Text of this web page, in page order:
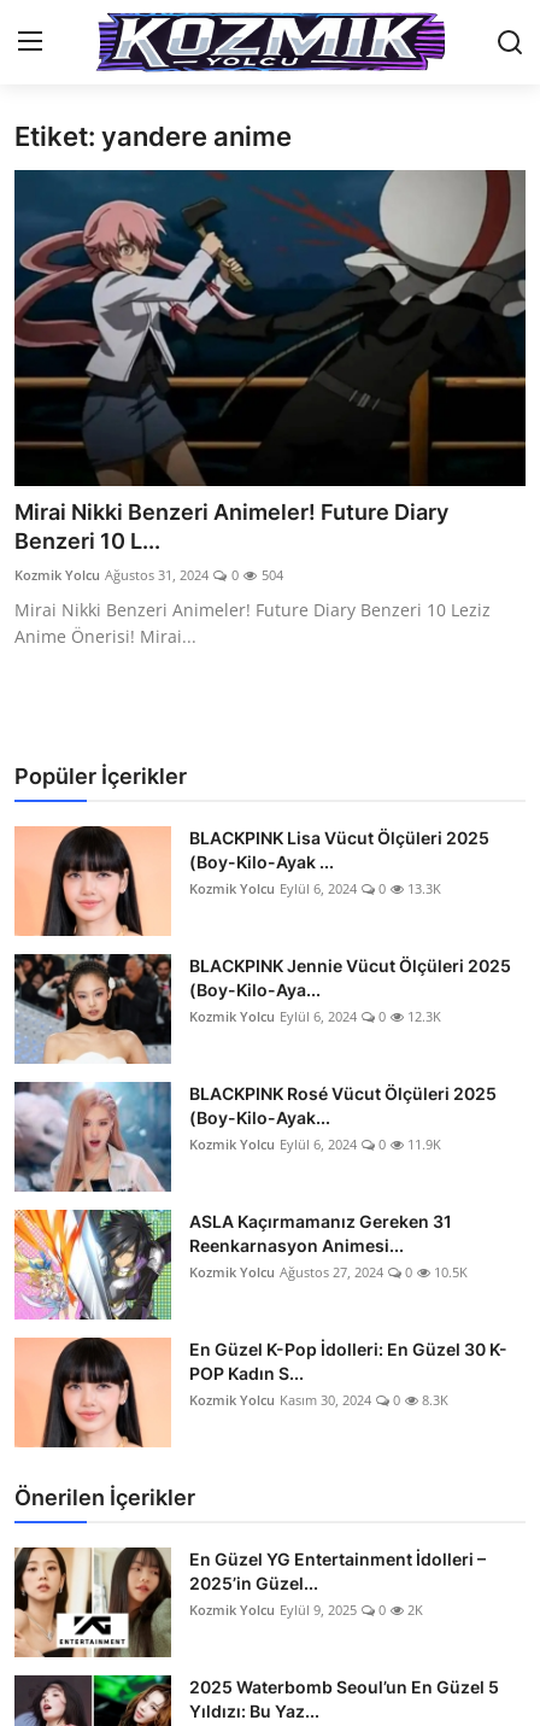
Anasayfa
İletişim
Anime Önerileri
Kore Dünyası
Anime Karakterleri
Dizi & Film
Testler
Etiket: yandere anime
Mirai Nikki Benzeri Animeler! Future Diary
Benzeri 10 L...
Kozmik Yolcu Ağustos 31, 2024 0 504
Mirai Nikki Benzeri Animeler! Future Diary Benzeri 10 Leziz
Anime Önerisi! Mirai...
Popüler İçerikler
BLACKPINK Lisa Vücut Ölçüleri 2025
(Boy-Kilo-Ayak ...
Kozmik Yolcu Eylül 6, 2024 0 13.3K
BLACKPINK Jennie Vücut Ölçüleri 2025
(Boy-Kilo-Aya...
Kozmik Yolcu Eylül 6, 2024 0 12.3K
BLACKPINK Rosé Vücut Ölçüleri 2025
(Boy-Kilo-Ayak...
Kozmik Yolcu Eylül 6, 2024 0 11.9K
ASLA Kaçırmamanız Gereken 31
Reenkarnasyon Animesi...
Kozmik Yolcu Ağustos 27, 2024 0 10.5K
En Güzel K-Pop İdolleri: En Güzel 30 K-
POP Kadın S...
Kozmik Yolcu Kasım 30, 2024 0 8.3K
Önerilen İçerikler
En Güzel YG Entertainment İdolleri –
2025’in Güzel...
Kozmik Yolcu Eylül 9, 2025 0 2K
2025 Waterbomb Seoul’un En Güzel 5
Yıldızı: Bu Yaz...